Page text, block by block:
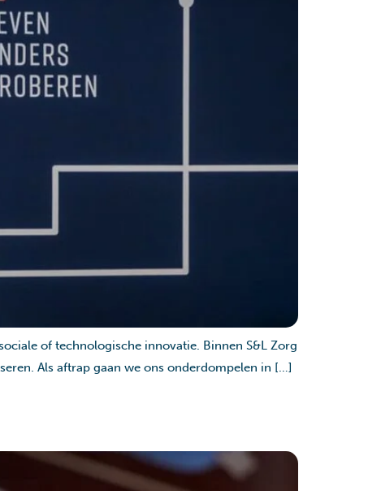
of technologische innovatie. Binnen S&L Zorg
Als aftrap gaan we ons onderdompelen in […]